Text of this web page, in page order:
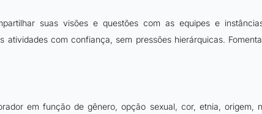
suas visões e questões com as equipes e
atividades com confiança, sem pressões hierárquicas.
em função de gênero, opção sexual, cor, etnia, origem,